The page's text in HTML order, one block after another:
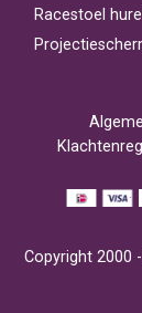
Racestoel
Copyright 2000